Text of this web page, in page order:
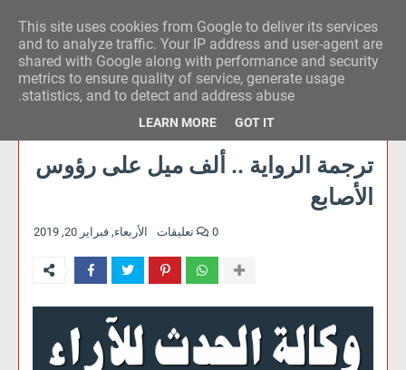
وكالة الحدث للآراء
ترجمة الرواية .. ألف ميل على رؤوس
الأصابع
الأربعاء, فبراير 20, 2019 0 تعليقات
This site uses cookies from Google to deliver its services
and to analyze traffic. Your IP address and user-agent are
shared with Google along with performance and security
metrics to ensure quality of service, generate usage
statistics, and to detect and address abuse.
LEARN MORE GOT IT